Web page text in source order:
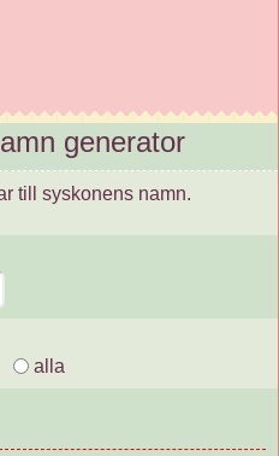
generator
till syskonens namn.
alla